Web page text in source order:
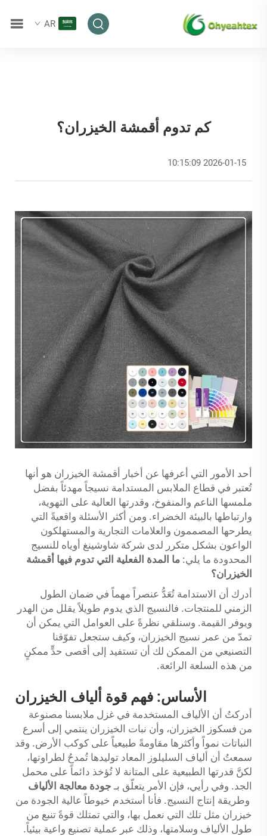
AR
كم تدوم أقمشة الخيزران؟
2026-01-15 10:15:09
أحد الأمور التي أعرفها عن أخبار أقمشة الخيزران هو أنها
تُعتبر في قطاع الملابس المستدامة نسيجاً مهدئاً بفضل
ملمسها الناعم والمنفوخ، وقدرتها العالية على التهوية،
وارتباطها بالبيئة الخضراء. ومن أكثر الأسئلة واقعيةً التي
يطرحها المصممون والعلامات التجارية والمستهلكون
الواعون بشكل متكرر لدى شركة شاوشينغ أوياه للنسيج
المحدودة ما يلي: ما المدة الفعلية التي تدوم فيها أقمشة
الخيزران؟
أدرك أن الاستدامة تُعَدُّ عنصراً مهماً في ضمان الطول
الزمني للمنتجات. فالنسيج الذي يدوم طويلاً يقلل من الهدر
ويوفر القيمة. وسنلقي نظرةً على العوامل التي يمكن أن
تمدّ من عمر نسيج الخيزران، وكيف ستجعل تفوّقنا
التصنيعي من الممكن لك أن تستفيد إلى أقصى حدٍّ ممكنٍ
من هذه السلعة الرائعة.
الأساس: فهم قوة ألياف الخيزران
أدركتُ أن الألياف المستخدمة في غزل ملابسنا مصنوعة
من فسكوز الخيزران، وأن نبات الخيزران ينتمي إلى أسرع
النباتات نمواً وأكثرها مقاومةً طبيعياً على كوكب الأرض. وقد
سمعتُ أن ألياف السليلوز المعاد توليدها تُمدحُ لطراوتها،
لكنَّ قدرتها الطبيعية على المتانة لا تُؤخذ دائماً على محمل
الجد. وفي رأيي، فإن الأمر يتعلّق بـجودة معالجة الألياف
وطريقة إنتاج النسيج. فأنا أستخدم خيوطاً عالية الجودة من
خيزران مثل تلك التي نعمل بها، والتي تمتلك قوةً تنبع من
طول الألياف وسلامتها، وذلك عبر عملية تصنيع واعية بيئياً.